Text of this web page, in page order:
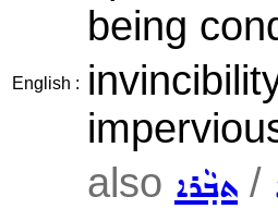
English :
being
also ܬܒ݂ܵܪܐ /